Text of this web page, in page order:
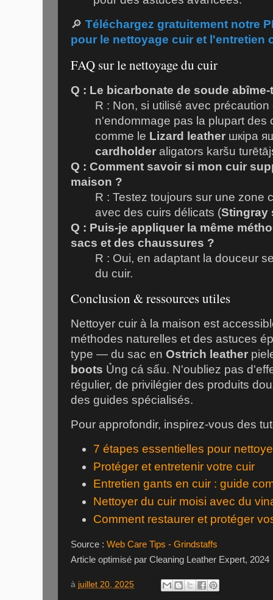
🔎 Téléchargez gratuitement notre
pour le nettoyage cuir et l'entretien
FAQ sur le nettoyage du cuir
Q : Le bicarbonate de soude
R : Non, si utilisé avec
n'endommage pas la plupart des
comme le Lizard leather шкіра
cardholder aligators karšu
Q : Comment savoir si mon cuir
maison ?
R : Testez toujours sur une zone
avec des cuirs délicats (Stingray
Q : Puis-je appliquer la même
sacs et des chaussures ?
R : Oui, en adaptant la douceur
du cuir.
Conclusion & ressources utiles
Nettoyer cuir à la maison est
méthodes naturelles et des astuces
type — du sac en Ostrich leather
boots Ủng cá sấu. N'oubliez pas
régulier, de privilégier des produits
des guides spécialisés.
Pour approfondir, inspirez-vous des
7 étapes essentielles pour
Protéger et entretenir votre cuir
Entretien gants en cuir : guide
Nettoyer du cuir moisi avec du
Comment restaurer et protéger
Source : Web Care Tips - Grindstaffs
Article optimisé par Cleaning Leather Expert, 2024
à juillet 20, 2025